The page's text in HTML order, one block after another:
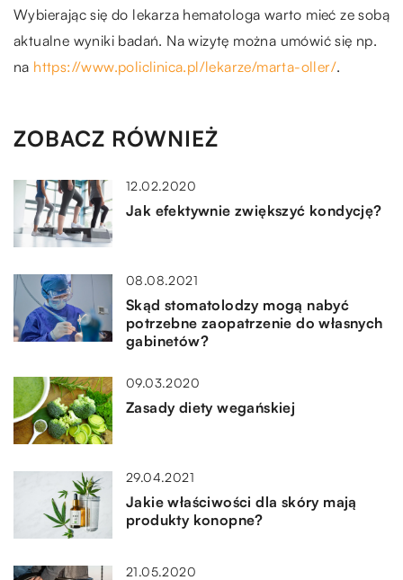
Wybierając się do lekarza hematologa warto mieć ze sobą
aktualne wyniki badań. Na wizytę można umówić się np.
na https://www.policlinica.pl/lekarze/marta-oller/.
ZOBACZ RÓWNIEŻ
12.02.2020
Jak efektywnie zwiększyć kondycję?
08.08.2021
Skąd stomatolodzy mogą nabyć
potrzebne zaopatrzenie do własnych
gabinetów?
09.03.2020
Zasady diety wegańskiej
29.04.2021
Jakie właściwości dla skóry mają
produkty konopne?
21.05.2020